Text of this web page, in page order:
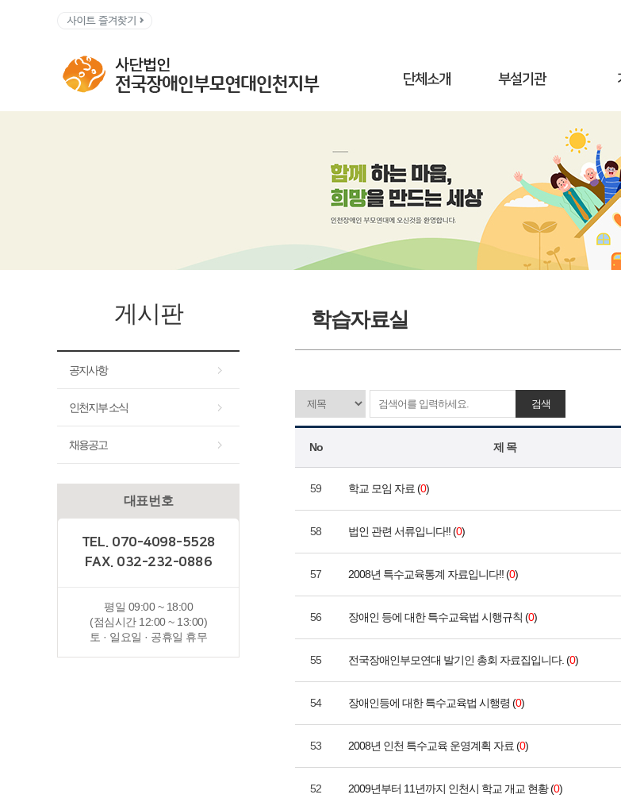
단체소개 부설기관
게시판
공지사항
인천지부 소식
채용공고
대표번호
TEL. 070-4098-5528
FAX. 032-232-0886
평일 09:00 ~ 18:00
(점심시간 12:00 ~ 13:00)
토 · 일요일 · 공휴일 휴무
학습자료실
검색
No 제 목
59 학교 모임 자료 (0)
58 법인 관련 서류입니다!! (0)
57 2008년 특수교육통계 자료입니다!! (0)
56 장애인 등에 대한 특수교육법 시행규칙 (0)
55 전국장애인부모연대 발기인 총회 자료집입니다. (0)
54 장애인등에 대한 특수교육법 시행령 (0)
53 2008년 인천 특수교육 운영계획 자료 (0)
52 2009년부터 11년까지 인천시 학교 개교 현황 (0)